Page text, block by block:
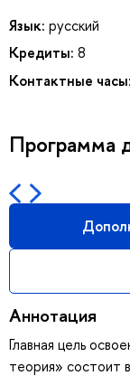
Язык: русский
Кредиты: 8
Контактные часы:
Программа
Аннотация
Главная цель
теория» состоит